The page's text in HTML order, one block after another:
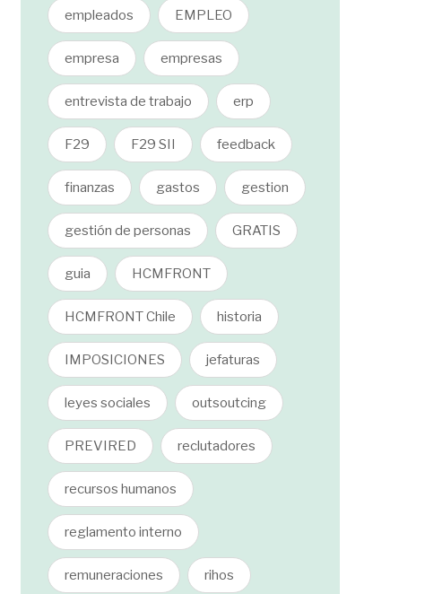
empleados EMPLEO
empresa empresas
entrevista de trabajo erp
F29 F29 SII feedback
finanzas gastos gestion
gestión de personas GRATIS
guia HCMFRONT
HCMFRONT Chile historia
IMPOSICIONES jefaturas
leyes sociales outsoutcing
PREVIRED reclutadores
recursos humanos
reglamento interno
remuneraciones rihos